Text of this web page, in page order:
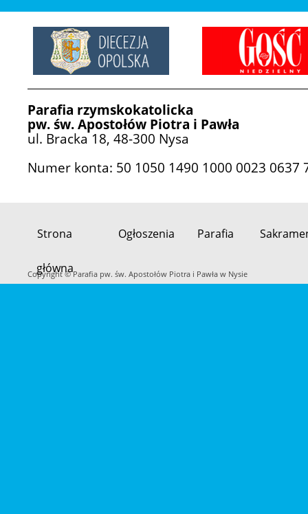
Parafia rzymskokatolicka
pw. św. Apostołów Piotra i Pawła
ul. Bracka 18, 48-300 Nysa
Numer konta: 50 1050 1490 1000 0023 0637
PrzeskoczStrona
główna
Ogłoszenia Parafia
Copyright © Parafia pw. św. Apostołów Piotra i Pawła w Nysie